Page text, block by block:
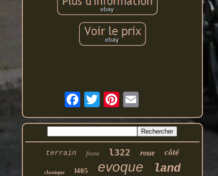
terrain front l322 roue côté
classique l405 evoque land